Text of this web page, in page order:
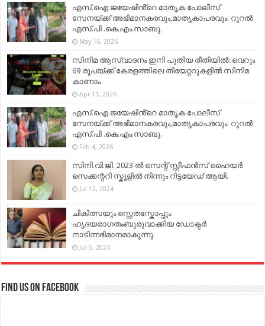
എസ്.ഐ.ജയേഷിൻ്റെ മാതൃക പോലീസ്
സേനയ്ക്ക് അഭിമാനകരവും,മാതൃകാപരവും: റൂറൽ
എസ്.പി .കെ.എം.സാബു.
May 16, 2026
സിനിമ ആസ്വാദനം ഇനി പുതിയ രീതിയിൽ: വെറും
69 രൂപയ്ക്ക് കേരളത്തിലെ തിയേറ്ററുകളിൽ സിനിമ
കാണാം
Apr 11, 2026
എസ്.ഐ.ജയേഷിൻ്റെ മാതൃക പോലീസ്
സേനയ്ക്ക് അഭിമാനകരവും,മാതൃകാപരവും: റൂറൽ
എസ്.പി .കെ.എം.സാബു.
Feb 4, 2026
സിനി.വി.ജി. 2023 ൽ സെന്റ് സ്റ്റീഫൻസ് ഹൈയർ
സെക്കന്ററി സ്കൂളിൽ നിന്നും റിട്ടയേഡ് ആയി.
Jul 12, 2024
ചികിത്സയും സ്റ്റെതസ്കോപ്പും
ഹൃദയരാഗതംബുരുവാക്കിയ ഡോക്ടർ
നാടിന്നഭിമാനമാകുന്നു.
Jul 5, 2024
Find us on Facebook